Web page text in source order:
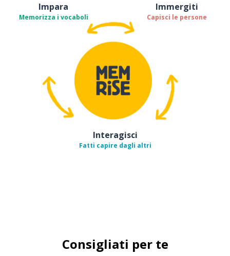
Impara
Memorizza i vocaboli
Immergiti
Capisci le persone
Interagisci
Fatti capire dagli altri
Consigliati per te